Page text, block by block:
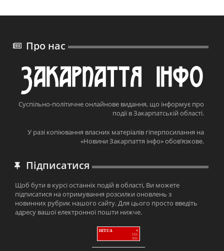
Про нас
Суспільно-політичне онлайнове видання, що інформує про
події в Закарпатській області.
У разі копіювання власних матеріалів гіперпосилання на
«Новини Закарпаття інфо» обов’язкове.
Підписатися
Щоб бути в курсі останніх подій в області, Ви можете
підписатися на отримування розсилки оновлень з
новинних рубрик нашого сайту. Для цього просто введіть
адресу вашої електронної пошти нижче.
HIT.UA
4
151
331